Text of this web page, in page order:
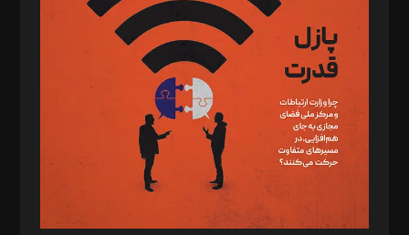
تحریریه‌: مجتبی محمود‌ی، آرش برهمند، یسنا امان‌پور، سروش کرمیان،
مصطفی مسجدی آرانی، ابوالفضل رجبی، زهرا فکرانه، فائزه فتحی
رستمی،مصطفی باستان
ویرایش: نگار استاد‌‌آقا
طراح یونیفرم: مجید توکلی
فیلمبرداری و عکاسی: امیر شفیعی، مانی لطفی زاده
گرافیک و صفحه‌آرایی: سید‌سبحان‌علی ثابت
مد‌یر توسعه تجاری: کامبیز برید‌
امور مالی: شاپور رهبری، محمد‌ کاظمی‌نیا